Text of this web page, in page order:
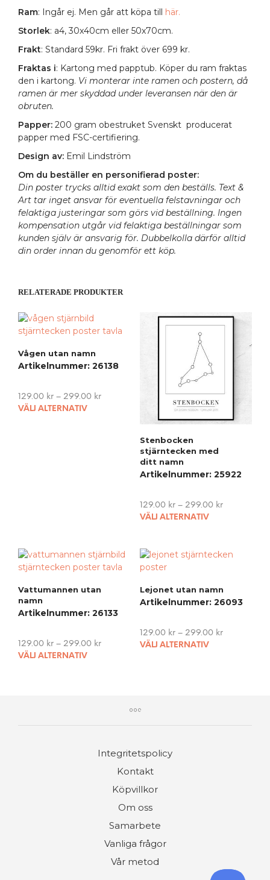
Ram: Ingår ej. Men går att köpa till här.
Storlek: a4, 30x40cm eller 50x70cm.
Frakt: Standard 59kr. Fri frakt över 699 kr.
Fraktas i: Kartong med papptub. Köper du ram fraktas
den i kartong. Vi monterar inte ramen och postern, då
ramen är mer skyddad under leveransen när den är
obruten.
Papper: 200 gram obestruket Svenskt producerat
papper med FSC-certifiering.
Design av: Emil Lindström
Om du beställer en personifierad poster:
Din poster trycks alltid exakt som den beställs. Text &
Art tar inget ansvar för eventuella felstavningar och
felaktiga justeringar som görs vid beställning. Ingen
kompensation utgår vid felaktiga beställningar som
kunden själv är ansvarig för. Dubbelkolla därför alltid
din order innan du genomför ett köp.
RELATERADE PRODUKTER
Vågen utan namn
Artikelnummer: 26138
129.00 kr – 299.00 kr
VÄLJ ALTERNATIV
product
multiple
variants.
The
chosen
the
product
page
Stenbocken
stjärntecken med
ditt namn
Artikelnummer: 25922
129.00 kr– 299.00 kr
VÄLJ ALTERNATIV
Vattumannen utan
namn
Artikelnummer: 26133
129.00 kr – 299.00 kr
VÄLJ ALTERNATIV
be
chosen
the
product
Lejonet utan namn
Artikelnummer: 26093
129.00 kr– 299.00 kr
VÄLJ ALTERNATIV
Integritetspolicy
Kontakt
Köpvillkor
Om oss
Samarbete
Vanliga frågor
Vår metod